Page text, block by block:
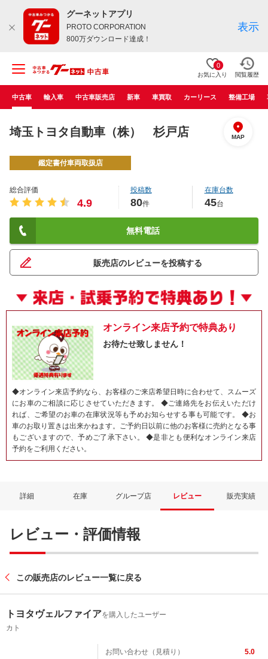
グーネットアプリ
PROTO CORPORATION
800万ダウンロード達成！
表示
0
お気に入り 閲覧履歴
中古車 輸入車 中古車販売店 新車 車買取 カーリース 整備工場
埼玉トヨタ自動車（株） 杉戸店 MAP
鑑定書付車両取扱店
総合評価
4.9
投稿数
80件
在庫台数
45台
無料電話
販売店のレビューを投稿する
オンライン来店予約で特典あり
お待たせ致しません！
◆オンライン来店予約なら、お客様のご来店希望日時に合わせて、スムーズ
にお車のご相談に応じさせていただきます。 ◆ご連絡先をお伝えいただけ
れば、ご希望のお車の在庫状況等も予めお知らせする事も可能です。 ◆お
車のお取り置きは出来かねます。ご予約日以前に他のお客様に売約となる事
もございますので、予めご了承下さい。 ◆是非とも便利なオンライン来店
予約をご利用ください。
詳細 在庫 グループ店 レビュー 販売実績
レビュー・評価情報
この販売店のレビュー一覧に戻る
トヨタヴェルファイアを購入したユーザー
カト
お問い合わせ（見積り）
5.0